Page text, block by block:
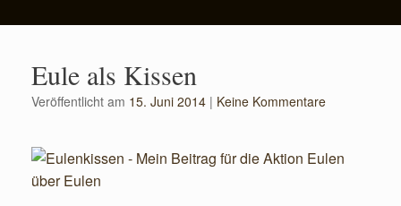
Eule als Kissen
Veröffentlicht am 15. Juni 2014 | Keine Kommentare